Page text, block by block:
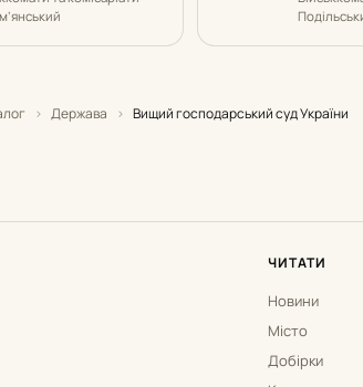
› Держава › Вищий господарський суд України
ЧИТАТИ
Новини
Місто
Добірки